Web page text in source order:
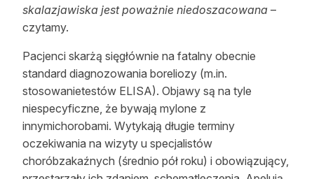
skalazjawiska jest poważnie niedoszacowana –
czytamy.
Pacjenci skarżą sięgłównie na fatalny obecnie
standard diagnozowania boreliozy (m.in.
stosowanietestów ELISA). Objawy są na tyle
niespecyficzne, że bywają mylone z
innymichorobami. Wytykają długie terminy
oczekiwania na wizyty u specjalistów
choróbzakaźnych (średnio pół roku) i obowiązujący,